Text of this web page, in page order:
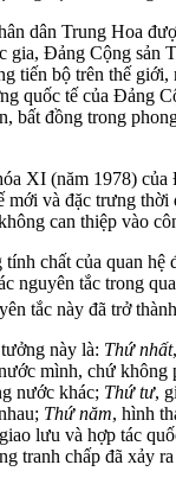
dân Trung Hoa
gia, Đảng Cộng sản
tiến bộ trên thế
quốc tế của Đảng
bất đồng trong
XI (năm 1978) của
mới và đặc trưng
can thiệp vào
chất của quan
nguyên tắc trong
tắc này đã trở
này là: Thứ nhất
mình, chứ
nước khác; Thứ tư,
Thứ năm, hình
lưu và hợp tác
tranh chấp đã xảy